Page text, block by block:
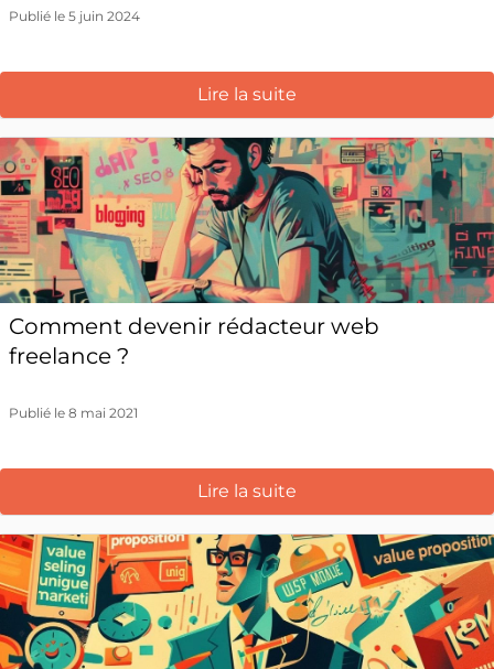
Publié le 5 juin 2024
Lire la suite
Comment devenir rédacteur web
freelance ?
Publié le 8 mai 2021
Lire la suite